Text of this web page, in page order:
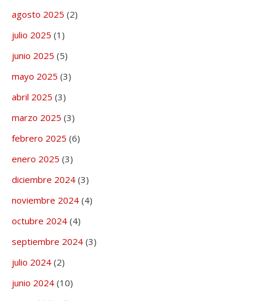
agosto 2025 (2)
julio 2025 (1)
junio 2025 (5)
mayo 2025 (3)
abril 2025 (3)
marzo 2025 (3)
febrero 2025 (6)
enero 2025 (3)
diciembre 2024 (3)
noviembre 2024 (4)
octubre 2024 (4)
septiembre 2024 (3)
julio 2024 (2)
junio 2024 (10)